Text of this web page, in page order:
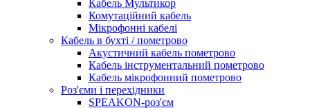
Кабель Мультикор
Комутаційний кабель
Мікрофонні кабелі
Кабель в бухті / пометрово
Акустичний кабель пометрово
Кабель інструментальний пометрово
Кабель мікрофонний пометрово
Роз'єми і перехідники
SPEAKON-роз'єм